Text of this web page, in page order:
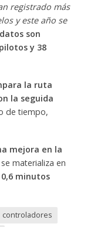
registrado más
y este año se
datos son
y 38
la ruta
la seguida
de tiempo,
mejora en la
materializa en
minutos
controladores